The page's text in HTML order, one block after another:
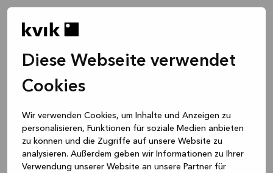
Diese Webseite verwendet
Cookies
Wir verwenden Cookies, um Inhalte und Anzeigen zu
personalisieren, Funktionen für soziale Medien anbieten
zu können und die Zugriffe auf unsere Website zu
analysieren. Außerdem geben wir Informationen zu Ihrer
Verwendung unserer Website an unsere Partner für